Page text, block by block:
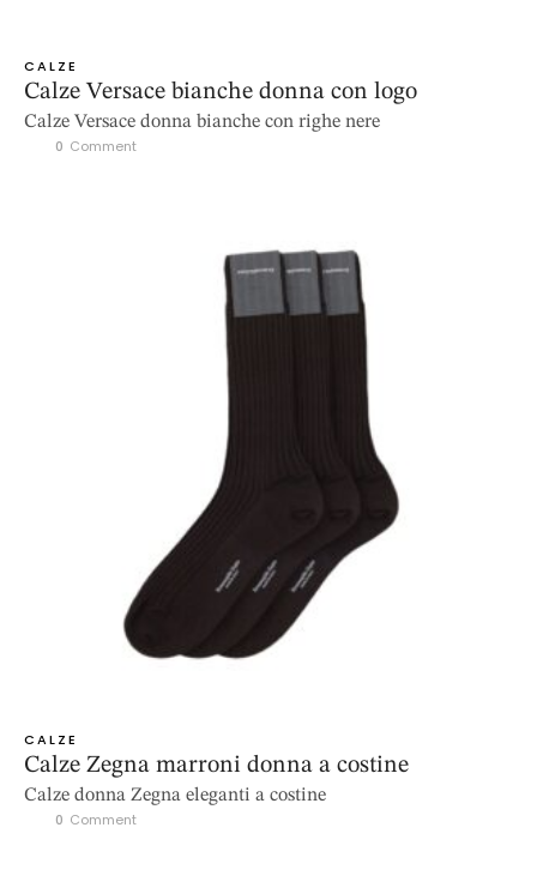
CALZE
Calze Versace bianche donna con logo
Calze Versace donna bianche con righe nere
0 Comment
CALZE
Calze Zegna marroni donna a costine
Calze donna Zegna eleganti a costine
0 Comment